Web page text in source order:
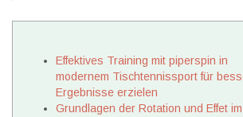
Effektives Training mit piperspin in
modernem Tischtennissport für
Ergebnisse erzielen
Grundlagen der Rotation und Effet im